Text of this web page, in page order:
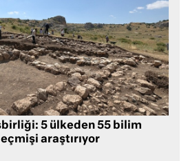
5 ülkeden 55 bilim
araştırıyor